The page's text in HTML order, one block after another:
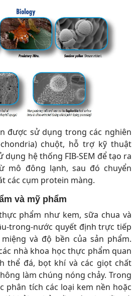
được sử dụng trong các nghiên
chuột, hỗ trợ kỹ thuật
dụng hệ thống FIB-SEM để tạo ra
mô đông lạnh, sau đó chuyển
các cụm protein màng.
và mỹ phẩm
phẩm như kem, sữa chua và
trong-nước quyết định trực tiếp
và độ bền của sản phẩm.
nhà khoa học thực phẩm quan
thể đá, bọt khí và các giọt chất
làm chúng nóng chảy. Trong
phân tích các loại kem nền hoặc